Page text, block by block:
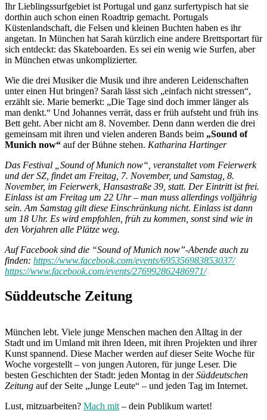
Ihr Lieblingssurfgebiet ist Portugal und ganz surfertypisch hat sie
dorthin auch schon einen Roadtrip gemacht. Portugals
Küstenlandschaft, die Felsen und kleinen Buchten haben es ihr
angetan. In München hat Sarah kürzlich eine andere Brettsportart für
sich entdeckt: das Skateboarden. Es sei ein wenig wie Surfen, aber
in München etwas unkomplizierter.
Wie die drei Musiker die Musik und ihre anderen Leidenschaften
unter einen Hut bringen? Sarah lässt sich „einfach nicht stressen“,
erzählt sie. Marie bemerkt: „Die Tage sind doch immer länger als
man denkt.“ Und Johannes verrät, dass er früh aufsteht und früh ins
Bett geht. Aber nicht am 8. November. Denn dann werden die drei
gemeinsam mit ihren und vielen anderen Bands beim „Sound of
Munich now“ auf der Bühne stehen. Katharina Hartinger
Das Festival „Sound of Munich now“, veranstaltet vom Feierwerk
und der SZ, findet am Freitag, 7. November, und Samstag, 8.
November, im Feierwerk, Hansastraße 39, statt. Der Eintritt ist frei.
Einlass ist am Freitag um 22 Uhr – man muss allerdings volljährig
sein. Am Samstag gilt diese Einschränkung nicht. Einlass ist dann
um 18 Uhr. Es wird empfohlen, früh zu kommen, sonst sind wie in
den Vorjahren alle Plätze weg.
Auf Facebook sind die “Sound of Munich now”-Abende auch zu
finden: https://www.facebook.com/events/695356983853037/
https://www.facebook.com/events/276992862486971/
Süddeutsche Zeitung
München lebt. Viele junge Menschen machen den Alltag in der
Stadt und im Umland mit ihren Ideen, mit ihren Projekten und ihrer
Kunst spannend. Diese Macher werden auf dieser Seite Woche für
Woche vorgestellt – von jungen Autoren, für junge Leser. Die
besten Geschichten der Stadt: jeden Montag in derSüddeutschen
Zeitung auf der Seite „Junge Leute“ – und jeden Tag im Internet.
Lust, mitzuarbeiten? Mach mit – dein Publikum wartet!